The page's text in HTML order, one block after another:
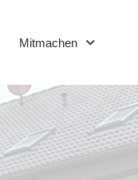
Mitmachen